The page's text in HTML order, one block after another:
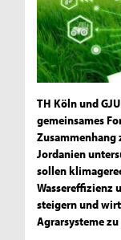
TH Köln und
gemeinsames
Zusammenhang
Jordanien
sollen
Wassereffizienz
steigern und
Agrarsysteme